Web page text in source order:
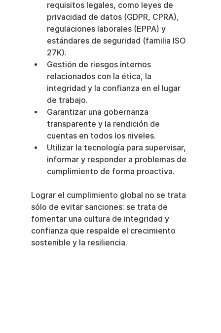
requisitos legales, como leyes de
privacidad de datos (GDPR, CPRA),
regulaciones laborales (EPPA) y
estándares de seguridad (familia ISO
27K).
Gestión de riesgos internos
relacionados con la ética, la
integridad y la confianza en el lugar
de trabajo.
Garantizar una gobernanza
transparente y la rendición de
cuentas en todos los niveles.
Utilizar la tecnología para supervisar,
informar y responder a problemas de
cumplimiento de forma proactiva.
Lograr el cumplimiento global no se trata
sólo de evitar sanciones: se trata de
fomentar una cultura de integridad y
confianza que respalde el crecimiento
sostenible y la resiliencia.